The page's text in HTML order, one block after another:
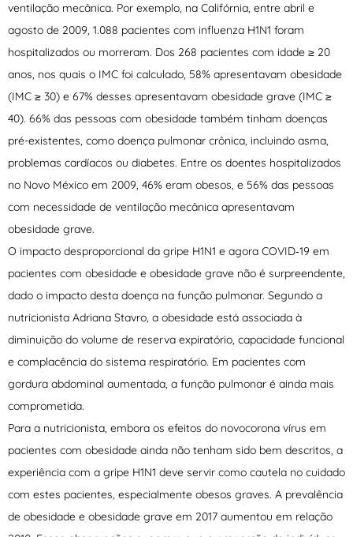
ventilação mecânica. Por exemplo, na Califórnia, entre abril e
agosto de 2009, 1.088 pacientes com influenza H1N1 foram
hospitalizados ou morreram. Dos 268 pacientes com idade ≥ 20
anos, nos quais o IMC foi calculado, 58% apresentavam obesidade
(IMC ≥ 30) e 67% desses apresentavam obesidade grave (IMC ≥
40). 66% das pessoas com obesidade também tinham doenças
pré-existentes, como doença pulmonar crônica, incluindo asma,
problemas cardíacos ou diabetes. Entre os doentes hospitalizados
no Novo México em 2009, 46% eram obesos, e 56% das pessoas
com necessidade de ventilação mecânica apresentavam
obesidade grave.
O impacto desproporcional da gripe H1N1 e agora COVID‐19 em
pacientes com obesidade e obesidade grave não é surpreendente,
dado o impacto desta doença na função pulmonar. Segundo a
nutricionista Adriana Stavro, a obesidade está associada à
diminuição do volume de reserva expiratório, capacidade funcional
e complacência do sistema respiratório. Em pacientes com
gordura abdominal aumentada, a função pulmonar é ainda mais
comprometida.
Para a nutricionista, embora os efeitos do novocorona vírus em
pacientes com obesidade ainda não tenham sido bem descritos, a
experiência com a gripe H1N1 deve servir como cautela no cuidado
com estes pacientes, especialmente obesos graves. A prevalência
de obesidade e obesidade grave em 2017 aumentou em relação